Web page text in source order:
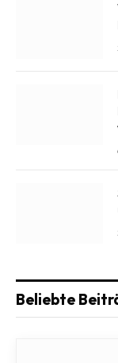
Beliebte